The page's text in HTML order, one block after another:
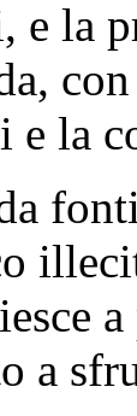
e la
e la
a